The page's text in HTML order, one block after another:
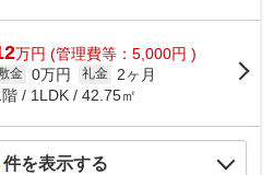
万円 (管理費等：5,000円 )
金 0万円 礼金
2ヶ月
階 / 1LDK / 42.75㎡
件を表示する